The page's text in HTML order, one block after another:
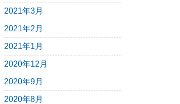
2021年3月
2021年2月
2021年1月
2020年12月
2020年9月
2020年8月